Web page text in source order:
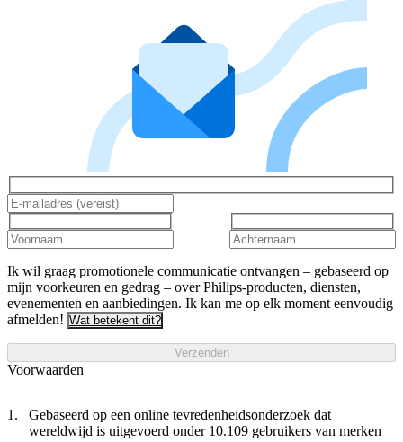
Ik wil graag promotionele communicatie ontvangen – gebaseerd op
mijn voorkeuren en gedrag – over Philips-producten, diensten,
evenementen en aanbiedingen. Ik kan me op elk moment eenvoudig
afmelden! Wat betekent dit?
Verzenden
Voorwaarden
Gebaseerd op een online tevredenheidsonderzoek dat
wereldwijd is uitgevoerd onder 10.109 gebruikers van merken